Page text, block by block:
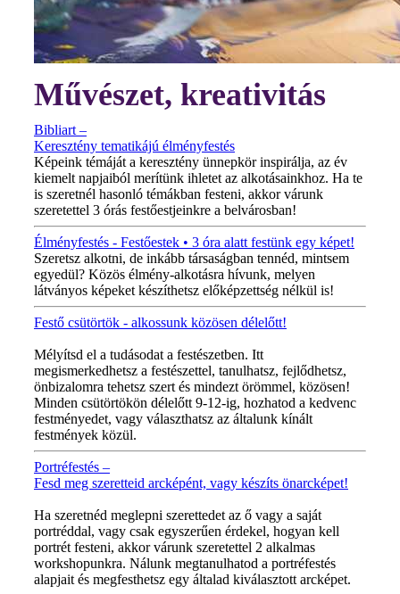
Művészet, kreativitás
Bibliart –
Keresztény tematikájú élményfestés
Képeink témáját a keresztény ünnepkör inspirálja, az év
kiemelt napjaiból merítünk ihletet az alkotásainkhoz. Ha te
is szeretnél hasonló témákban festeni, akkor várunk
szeretettel 3 órás festőestjeinkre a belvárosban!
Élményfestés - Festőestek • 3 óra alatt festünk egy képet!
Szeretsz alkotni, de inkább társaságban tennéd, mintsem
egyedül? Közös élmény-alkotásra hívunk, melyen
látványos képeket készíthetsz előképzettség nélkül is!
Festő csütörtök - alkossunk közösen délelőtt!
Mélyítsd el a tudásodat a festészetben. Itt
megismerkedhetsz a festészettel, tanulhatsz, fejlődhetsz,
önbizalomra tehetsz szert és mindezt örömmel, közösen!
Minden csütörtökön délelőtt 9-12-ig, hozhatod a kedvenc
festményedet, vagy választhatsz az általunk kínált
festmények közül.
Portréfestés –
Fesd meg szeretteid arcképént, vagy készíts önarcképet!
Ha szeretnéd meglepni szerettedet az ő vagy a saját
portréddal, vagy csak egyszerűen érdekel, hogyan kell
portrét festeni, akkor várunk szeretettel 2 alkalmas
workshopunkra. Nálunk megtanulhatod a portréfestés
alapjait és megfesthetsz egy általad kiválasztott arcképet.